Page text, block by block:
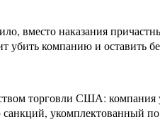
вместо наказания
убить компанию и оставить
торговли США:
укомплектованный